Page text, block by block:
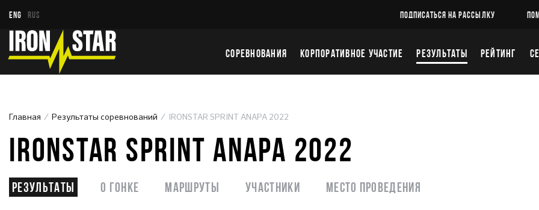
ENG RUS ПОДПИСАТЬСЯ НА РАССЫЛКУ
СОРЕВНОВАНИЯ КОРПОРАТИВНОЕ УЧАСТИЕ РЕЗУЛЬТАТЫ РЕЙТИНГ
Главная Результаты соревнований IRONSTAR SPRINT ANAPA 2022
IRONSTAR SPRINT ANAPA 2022
Результаты О гонке Маршруты Участники Место проведения